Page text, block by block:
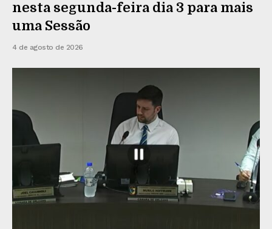
nesta segunda-feira dia 3 para mais
uma Sessão
4 de agosto de 2026